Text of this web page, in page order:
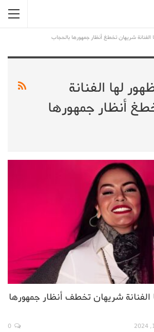
شريهان تخطغ أنظار جمهورها بالحجاب
لها الفنانة
أنظار جمهورها
شريهان تخطف أنظار جمهورها